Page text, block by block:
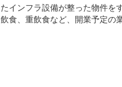
インフラ設備が整った物件
食、重飲食など、開業予定の